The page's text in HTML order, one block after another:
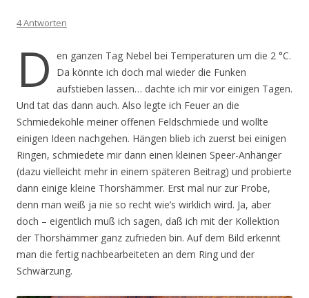
4 Antworten
D en ganzen Tag Nebel bei Temperaturen um die 2 °C.
Da könnte ich doch mal wieder die Funken
aufstieben lassen… dachte ich mir vor einigen Tagen.
Und tat das dann auch. Also legte ich Feuer an die
Schmiedekohle meiner offenen Feldschmiede und wollte
einigen Ideen nachgehen. Hängen blieb ich zuerst bei einigen
Ringen, schmiedete mir dann einen kleinen Speer-Anhänger
(dazu vielleicht mehr in einem späteren Beitrag) und probierte
dann einige kleine Thorshämmer. Erst mal nur zur Probe,
denn man weiß ja nie so recht wie’s wirklich wird. Ja, aber
doch – eigentlich muß ich sagen, daß ich mit der Kollektion
der Thorshämmer ganz zufrieden bin. Auf dem Bild erkennt
man die fertig nachbearbeiteten an dem Ring und der
Schwärzung.